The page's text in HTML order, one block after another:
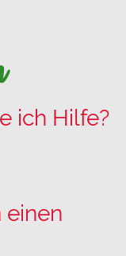
ich Hilfe?